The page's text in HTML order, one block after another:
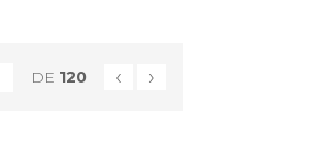
DE 120 ‹ ›